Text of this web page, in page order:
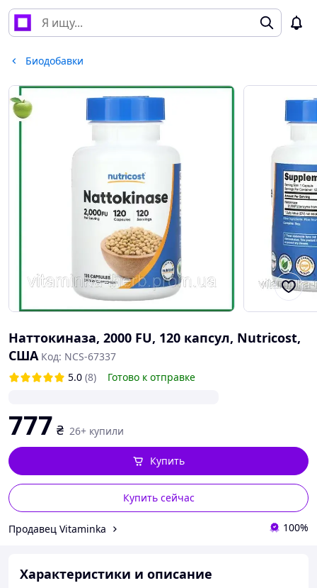
Биодобавки
Наттокиназа, 2000 FU, 120 капсул, Nutricost,
США Код: NCS-67337
5.0 (8) Готово к отправке
777 ₴ 26+ купили
Купить сейчас
Купить
Продавец Vitaminka 100%
Характеристики и описание